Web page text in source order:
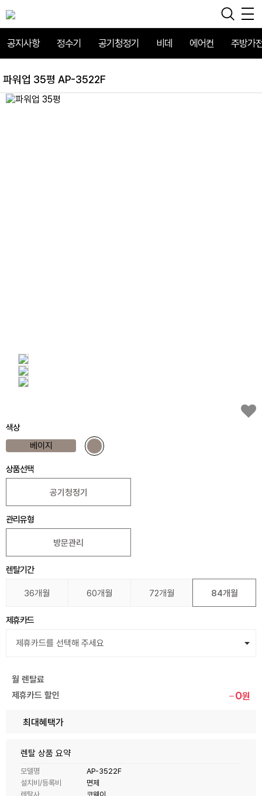
공지사항 정수기 공기청정기 비데 에어컨 주방가
파워업 35평 AP-3522F
색상
베이지
상품선택
공기청정기
관리유형
방문관리
렌탈기간
36개월 60개월 72개월 84개월
제휴카드
월 렌탈료
제휴카드 할인
0원
최대혜택가
렌탈 상품 요약
모델명
AP-3522F
설치비/등록비
면제